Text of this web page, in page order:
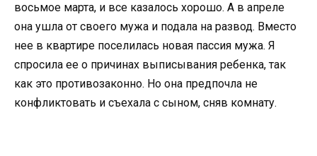
восьмое марта, и все казалось хорошо. А в апреле
она ушла от своего мужа и подала на развод. Вместо
нее в квартире поселилась новая пассия мужа. Я
спросила ее о причинах выписывания ребенка, так
как это противозаконно. Но она предпочла не
конфликтовать и съехала с сыном, сняв комнату.